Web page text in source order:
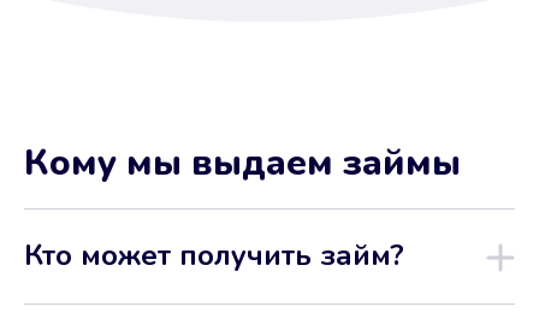
Кому мы выдаем займы
Кто может получить займ?